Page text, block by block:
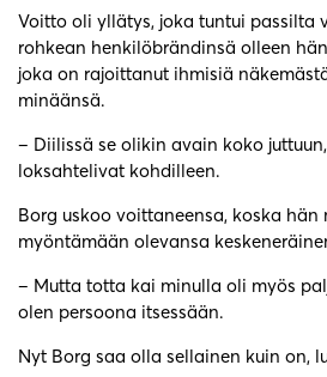
Voitto oli yllätys, joka tuntui passilta
rohkean henkilöbrändinsä olleen
joka on rajoittanut ihmisiä
minäänsä.
– Diilissä se olikin avain koko
loksahtelivat kohdilleen.
Borg uskoo voittaneensa, koska hän
myöntämään olevansa
– Mutta totta kai minulla oli myös
olen persoona itsessään.
Nyt Borg saa olla sellainen kuin on,